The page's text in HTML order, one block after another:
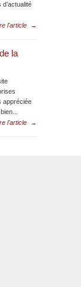
l'article
→
la
appréciée
l'article
→